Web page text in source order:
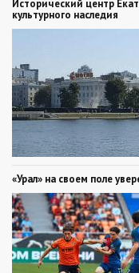
Исторический центр
культурного наследия
«Урал» на своем поле